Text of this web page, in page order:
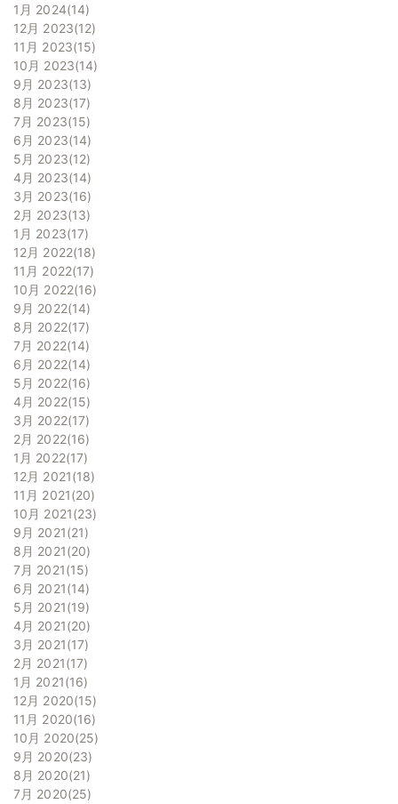
1月 2024 14
12月 2023 12
11月 2023 15
10月 2023 14
9月 2023 13
8月 2023 17
7月 2023 15
6月 2023 14
5月 2023 12
4月 2023 14
3月 2023 16
2月 2023 13
1月 2023 17
12月 2022 18
11月 2022 17
10月 2022 16
9月 2022 14
8月 2022 17
7月 2022 14
6月 2022 14
5月 2022 16
4月 2022 15
3月 2022 17
2月 2022 16
1月 2022 17
12月 2021 18
11月 2021 20
10月 2021 23
9月 2021 21
8月 2021 20
7月 2021 15
6月 2021 14
5月 2021 19
4月 2021 20
3月 2021 17
2月 2021 17
1月 2021 16
12月 2020 15
11月 2020 16
10月 2020 25
9月 2020 23
8月 2020 21
7月 2020 25